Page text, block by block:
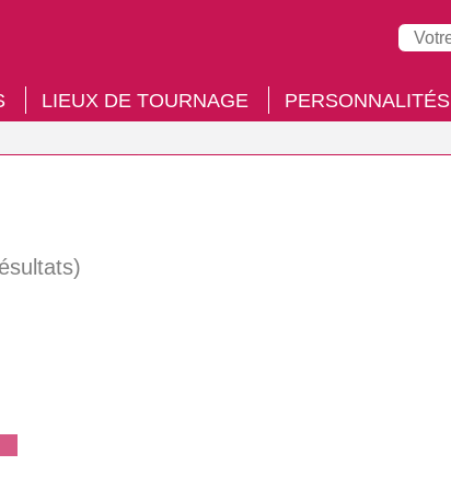
LIEUX DE TOURNAGE PERSONNALITÉS